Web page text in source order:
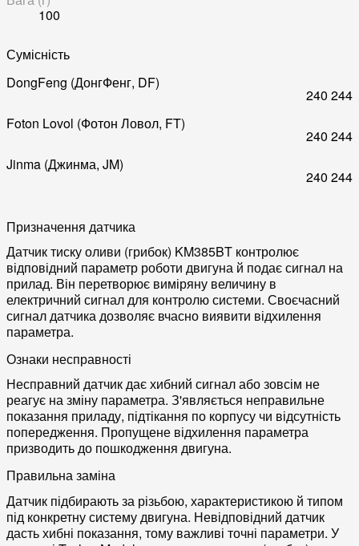
100
Сумісність
DongFeng (ДонгФенг, DF)
240 244
Foton Lovol (Фотон Ловол, FT)
240 244
Jinma (Джинма, JM)
240 244
Призначення датчика
Датчик тиску оливи (грибок) KM385BT контролює
відповідний параметр роботи двигуна й подає сигнал на
прилад. Він перетворює виміряну величину в
електричний сигнал для контролю системи. Своєчасний
сигнал датчика дозволяє вчасно виявити відхилення
параметра.
Ознаки несправності
Несправний датчик дає хибний сигнал або зовсім не
реагує на зміну параметра. З'являється неправильне
показання приладу, підтікання по корпусу чи відсутність
попередження. Пропущене відхилення параметра
призводить до пошкодження двигуна.
Правильна заміна
Датчик підбирають за різьбою, характеристикою й типом
під конкретну систему двигуна. Невідповідний датчик
дасть хибні показання, тому важливі точні параметри. У